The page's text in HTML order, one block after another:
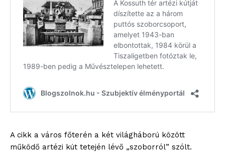
A cikk a város főterén a két világháború között
működő artézi kút tetején lévő „szoborról” szólt.